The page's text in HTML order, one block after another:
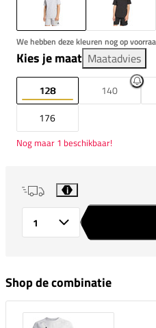
We hebben deze kleuren nog op
Kies je maat Maatadvies
128 140
176
Nog maar 1 beschikbaar!
i
Shop de combinatie